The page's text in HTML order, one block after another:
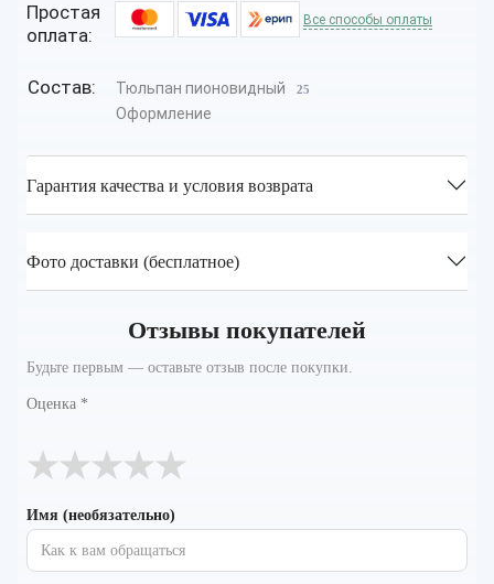
Простая
оплата:
Все способы оплаты
Состав: Тюльпан пионовидный 25
Оформление
Гарантия качества и условия возврата
Фото доставки (бесплатное)
Отзывы покупателей
Будьте первым — оставьте отзыв после покупки.
Оценка *
★
★
★
★
★
Имя (необязательно)